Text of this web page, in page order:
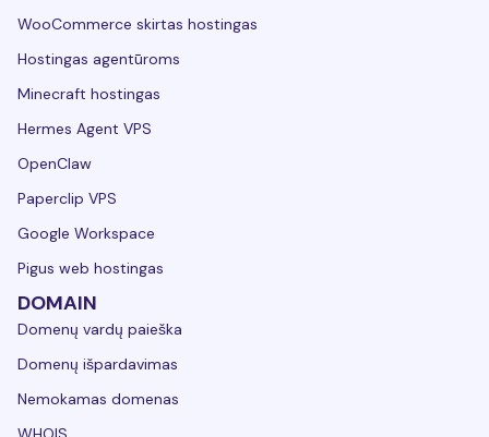
WooCommerce skirtas hostingas
Hostingas agentūroms
Minecraft hostingas
Hermes Agent VPS
OpenClaw
Paperclip VPS
Google Workspace
Pigus web hostingas
DOMAIN
Domenų vardų paieška
Domenų išpardavimas
Nemokamas domenas